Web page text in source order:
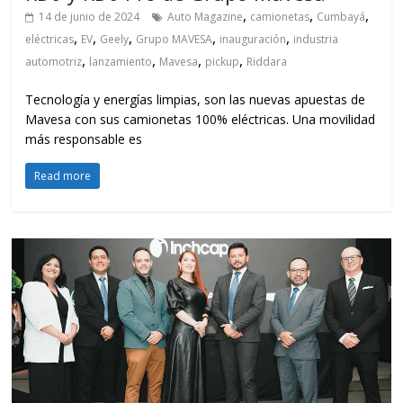
14 de junio de 2024 Auto Magazine, camionetas, Cumbayá,
eléctricas, EV, Geely, Grupo MAVESA, inauguración, industria
automotriz, lanzamiento, Mavesa, pickup, Riddara
Tecnología y energías limpias, son las nuevas apuestas de
Mavesa con sus camionetas 100% eléctricas. Una movilidad
más responsable es
Read more